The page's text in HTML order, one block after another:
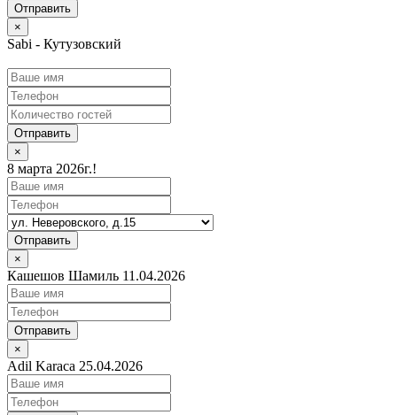
×
Sabi - Кутузовский
Отправить
×
8 марта 2026г.!
Отправить
×
Кашешов Шамиль 11.04.2026
Отправить
×
Adil Karaca 25.04.2026